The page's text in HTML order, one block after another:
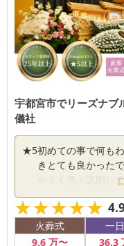
宇都宮市でリーズナブ
儀社
★5初めての事で何も
きとても良かった
やすく色々説明し
いれたのでとても
★★★★★
★★★★★
火葬式
9.6万〜
一
36.3